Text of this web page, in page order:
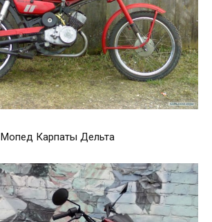
Мопед Карпаты Дельта